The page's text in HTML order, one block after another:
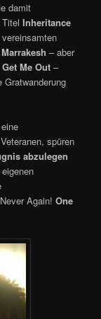
damit
TitelInheritance
Marrakesh – aber
Get Me Out –
spüren
abzulegen
Again!One